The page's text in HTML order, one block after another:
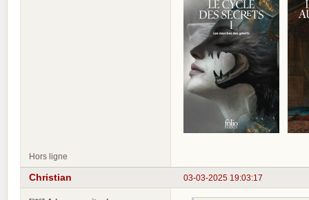
Hors ligne
03-03-2025 19:03:17
Christian